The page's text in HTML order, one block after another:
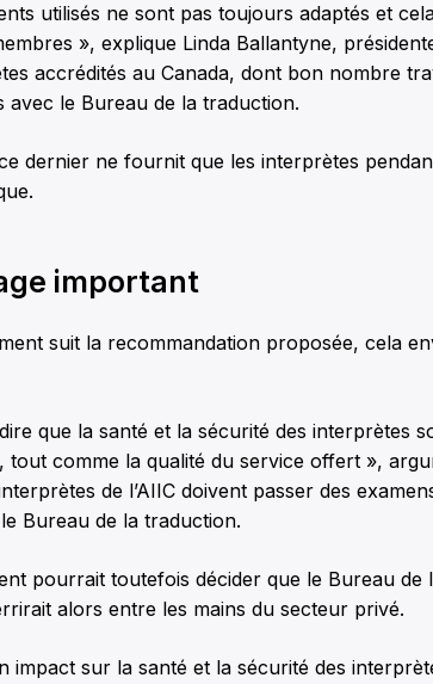
utilisés ne sont pas toujours adaptés et
», explique Linda Ballantyne,
accrédités au Canada, dont bon nombre
avec le Bureau de la traduction.
dernier ne fournit que les interprètes
important
suit la recommandation proposée, cela
que la santé et la sécurité des interprètes
tout comme la qualité du service offert »,
de l’AIIC doivent passer des
Bureau de la traduction.
pourrait toutefois décider que le Bureau de
alors entre les mains du secteur privé.
impact sur la santé et la sécurité des